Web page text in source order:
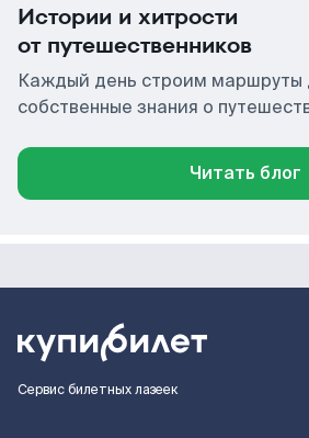
Истории и хитрости
от путешественников
Каждый день строим маршруты
собственные знания о
Читать блог
Сервис билетных лазеек